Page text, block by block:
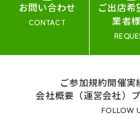
お問い合わせ
CONTACT
ご出店希
業者
ご参加規約開催実
会社概要（運営会社）
FOLLOW